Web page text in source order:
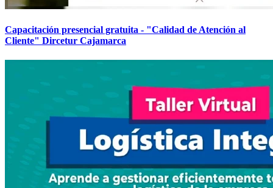
Capacitación presencial gratuita - "Calidad de Atención al
Cliente" Dircetur Cajamarca